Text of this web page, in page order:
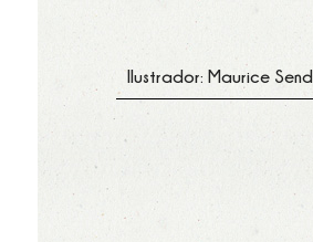
Ilustrador: Maurice